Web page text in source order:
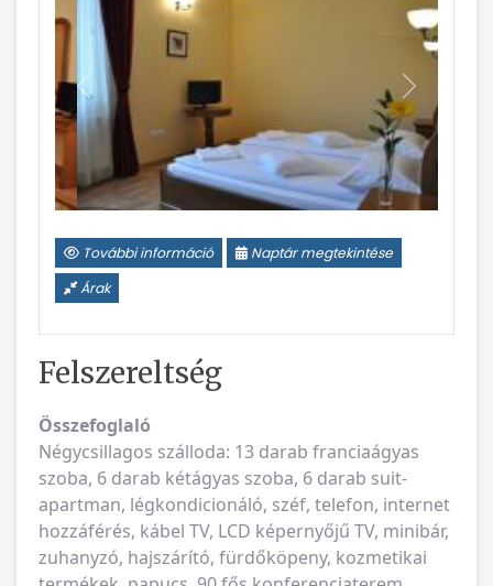
Vissza
További információ
Naptár megtekintése
Árak
Felszereltség
Összefoglaló
Négycsillagos szálloda: 13 darab franciaágyas
szoba, 6 darab kétágyas szoba, 6 darab suit-
apartman, légkondicionáló, széf, telefon, internet
hozzáférés, kábel TV, LCD képernyőjű TV, minibár,
zuhanyzó, hajszárító, fürdőköpeny, kozmetikai